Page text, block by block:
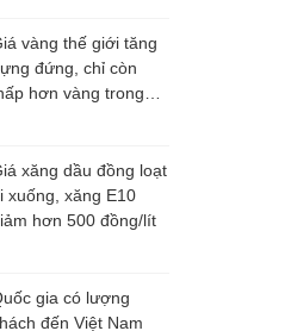
vàng thế giới tăng
đứng, chỉ còn
hơn vàng trong
xăng dầu đồng loạt
xuống, xăng E10
hơn 500 đồng/lít
gia có lượng
đến Việt Nam